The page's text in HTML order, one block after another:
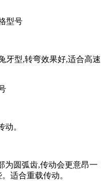
型号
牙型,转弯效果好,适合高速
。
为圆弧齿,传动会更意昂一
适合重载传动。